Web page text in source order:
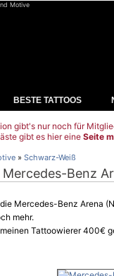
Motive
BESTE TATTOOS
gibt's nur noch für
gibt es hier eineSeite
» Schwarz-Weiß
Mercedes-Benz
Mercedes-Benz Arena
mehr.
Tattoowierer 400€